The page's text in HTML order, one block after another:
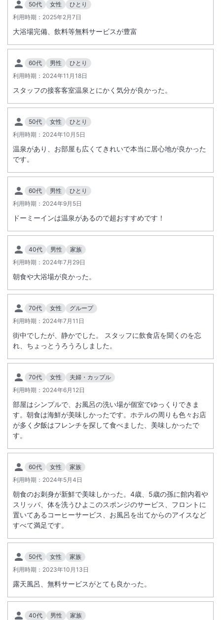
50代 女性
ひとり
利用時期： 2025年2月7日
大浴場完備、飲料等無料サービスが豊富
60代 男性
ひとり
利用時期： 2024年11月18日
スタッフの接客客室温泉とにかく気分が良かった。
50代 女性
ひとり
利用時期： 2024年10月5日
温泉があり、お部屋も広くてきれいで本当に居心地が良かった
です。
60代 男性
ひとり
利用時期： 2024年9月5日
ドーミーインは温泉があるので超おすすめです！
40代 男性
家族
利用時期： 2024年7月29日
朝食や大浴場が良かった。
70代 女性
グループ
利用時期： 2024年7月11日
街中でしたが、静かでした。 スタッフに飲食店を聞くのを忘
れ、ちょっとうろうろしました。
70代 女性
夫婦・カップル
利用時期： 2024年6月12日
部屋はシンプルで、お風呂の洗い場が個室でゆっくりできま
す。朝食は海鮮が美味しかったです。ホテルの周りも色々お店
が多く夕飯はフレンチを探して食べました、美味しかったで
す。
60代 女性
家族
利用時期： 2024年5月4日
朝食のお刺身が新鮮で美味しかった。4歳、5歳の孫に館内着や
スリッパ、体を洗うひよこのスポンジのサービス、フロントに
置いてあるコーヒーサービス、お風呂を出てからのアイスなど
すべて満足です。
50代 女性
家族
利用時期： 2023年10月13日
露天風呂、無料サービスがとても良かった。
40代 男性 家族